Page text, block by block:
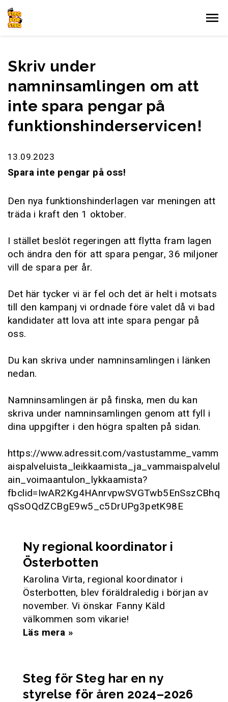
Gå till innehållet
Skriv under
namninsamlingen om att
inte spara pengar på
funktionshinderservicen!
13.09.2023
Spara inte pengar på oss!
Den nya funktionshinderlagen var meningen att
träda i kraft den 1 oktober.
I stället beslöt regeringen att flytta fram lagen
och ändra den för att spara pengar, 36 miljoner
vill de spara per år.
Det här tycker vi är fel och det är helt i motsats
till den kampanj vi ordnade före valet då vi bad
kandidater att lova att inte spara pengar på
oss.
Du kan skriva under namninsamlingen i länken
nedan.
Namninsamlingen är på finska, men du kan
skriva under namninsamlingen genom att fyll i
dina uppgifter i den högra spalten på sidan.
https://www.adressit.com/vastustamme_vamm
aispalveluista_leikkaamista_ja_vammaispalvelul
ain_voimaantulon_lykkaamista?
fbclid=IwAR2Kg4HAnrvpwSVGTwb5EnSszCBhq
qSsOQdZCBgE9w5_c5DrUPg3petK98E
Ny regional koordinator i
Österbotten
Karolina Virta, regional koordinator i
Österbotten, blev föräldraledig i början av
november. Vi önskar Fanny Käld
välkommen som vikarie!
Läs mera »
Steg för Steg har en ny
styrelse för åren 2024–2026